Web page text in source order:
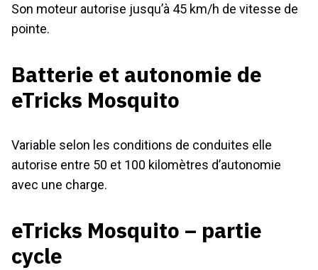
Son moteur autorise jusqu’à 45 km/h de vitesse de
pointe.
Batterie et autonomie de
eTricks Mosquito
Variable selon les conditions de conduites elle
autorise entre 50 et 100 kilomètres d’autonomie
avec une charge.
eTricks Mosquito – partie
cycle